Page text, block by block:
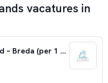
vacatures in
Docent Nederlands 1e graad – Breda (per 1 augustus 2026)